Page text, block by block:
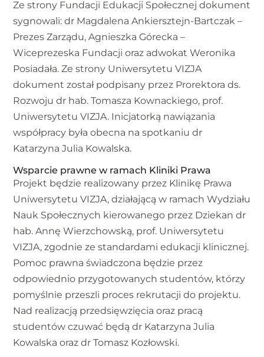
Ze strony Fundacji Edukacji Społecznej dokument
sygnowali: dr Magdalena Ankiersztejn-Bartczak –
Prezes Zarządu, Agnieszka Górecka –
Wiceprezeska Fundacji oraz adwokat Weronika
Posiadała. Ze strony Uniwersytetu VIZJA
dokument został podpisany przez Prorektora ds.
Rozwoju dr hab. Tomasza Kownackiego, prof.
Uniwersytetu VIZJA. Inicjatorką nawiązania
współpracy była obecna na spotkaniu dr
Katarzyna Julia Kowalska.
Wsparcie prawne w ramach Kliniki Prawa
Projekt będzie realizowany przez Klinikę Prawa
Uniwersytetu VIZJA, działającą w ramach Wydziału
Nauk Społecznych kierowanego przez Dziekan dr
hab. Annę Wierzchowską, prof. Uniwersytetu
VIZJA, zgodnie ze standardami edukacji klinicznej.
Pomoc prawna świadczona będzie przez
odpowiednio przygotowanych studentów, którzy
pomyślnie przeszli proces rekrutacji do projektu.
Nad realizacją przedsięwzięcia oraz pracą
studentów czuwać będą dr Katarzyna Julia
Kowalska oraz dr Tomasz Kozłowski.